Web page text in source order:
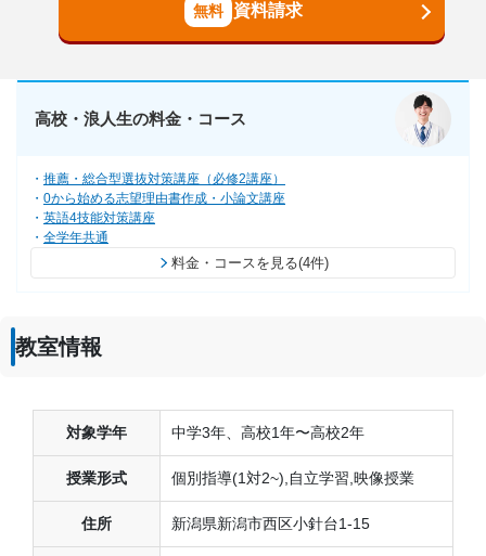
資料請求
高校・浪人生の料金・コース
推薦・総合型選抜対策講座（必修2講座）
0から始める志望理由書作成・小論文講座
英語4技能対策講座
全学年共通
料金・コースを見る(4件)
教室情報
対象学年 中学3年、高校1年〜高校2年
授業形式 個別指導(1対2~),自立学習,映像授業
住所 新潟県新潟市西区小針台1-15